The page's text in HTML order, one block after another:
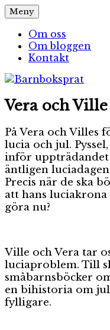
Hoppa
till
innehåll
Barnboksprat
– en blogg om
Meny
Om oss
Om bloggen
Kontakt
Vera och
På Vera och Villes
lucia och jul.
inför
äntligen
Precis när de ska
att hans luciakrona
göra nu?
Ville och Vera tar
luciaproblem. Till
småbarnsböcker
en bihistoria om
fylligare.